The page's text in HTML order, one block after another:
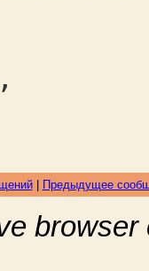
| Предыдущее